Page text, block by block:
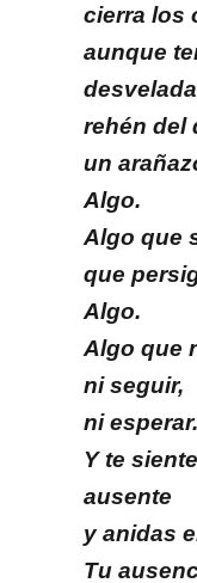
cierra los
aunque
rehén del
un
Algo.
Algo que
que
Algo.
Algo que
ni seguir,
ni esperar.
Y te
ausente
y anidas
Tu